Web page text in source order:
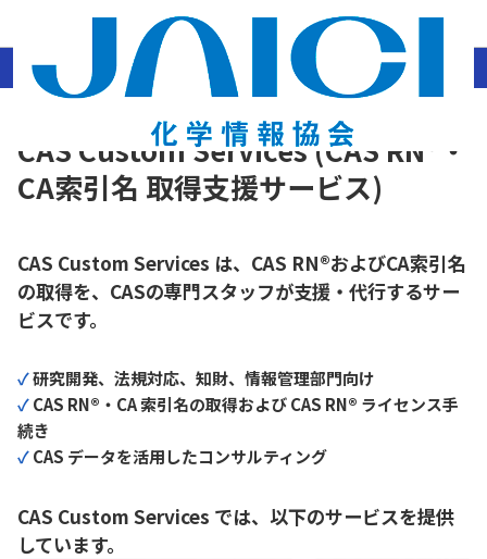
ホーム CAS Custom Services (CAS RN®・CA索引名 取得支援サービス)
CAS Custom Services (CAS RN®・
CA索引名 取得支援サービス)
CAS Custom Services は、CAS RN®およびCA索引名
の取得を、CASの専門スタッフが支援・代行するサー
ビスです。
✓研究開発、法規対応、知財、情報管理部門向け
✓CAS RN®・CA 索引名の取得および CAS RN® ライセンス手
続き
✓CAS データを活用したコンサルティング
CAS Custom Services では、以下のサービスを提供
しています。